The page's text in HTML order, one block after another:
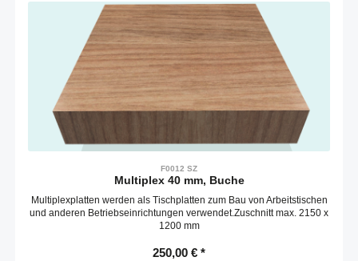
F0012 SZ
Multiplex 40 mm, Buche
Multiplexplatten werden als Tischplatten zum Bau von Arbeitstischen
und anderen Betriebseinrichtungen verwendet.Zuschnitt max. 2150 x
1200 mm
250,00 € *